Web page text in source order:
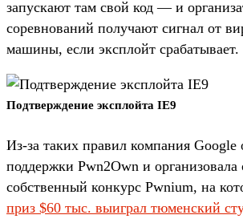
запускают там свой код — и
соревнований получают сигнал от
машины, если эксплойт срабатывает.
Подтверждение эксплойта IE9
Из-за таких правил компания Google
поддержки Pwn2Own и организовала
собственный конкурс Pwnium, на
приз $60 тыс. выиграл тюменский